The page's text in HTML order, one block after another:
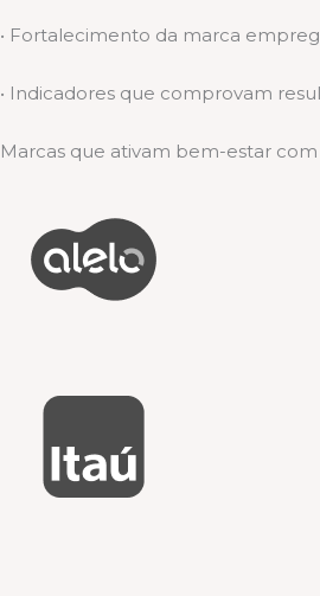
• Fortalecimento da marca
• Indicadores que comprovam
Marcas que ativam bem-estar